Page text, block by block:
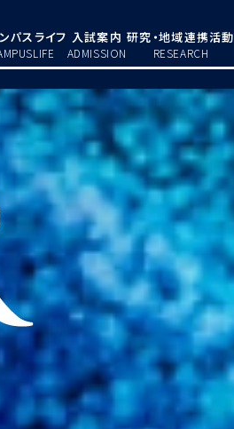
パスライフ 入試案内
ADMISSION
研究・地域連携活動
RESEARCH